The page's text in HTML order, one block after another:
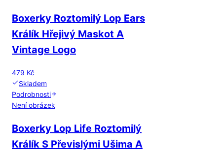
Boxerky Roztomilý Lop Ears
Králík Hřejivý Maskot A
Vintage Logo
479 Kč
Skladem
Podrobnosti
Není obrázek
Boxerky Lop Life Roztomilý
Králík S Převislými Ušima A